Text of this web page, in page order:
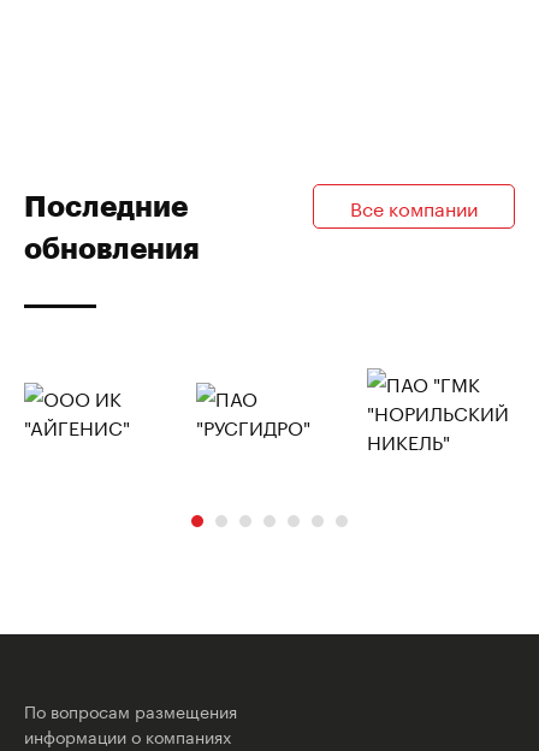
Последние
обновления
Все компании
По вопросам размещения
информации о компаниях